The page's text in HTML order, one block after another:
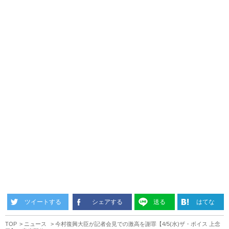
ツイートする シェアする 送る はてな
TOP ニュース
今村復興大臣が記者会見での激高を謝罪【4/5(水)ザ・ボイス 上念